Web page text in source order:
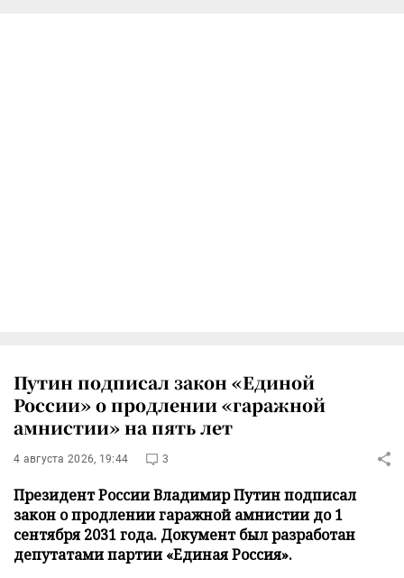
Путин подписал закон «Единой
России» о продлении «гаражной
амнистии» на пять лет
4 августа 2026, 19:44 3
Президент России Владимир Путин подписал
закон о продлении гаражной амнистии до 1
сентября 2031 года. Документ был разработан
депутатами партии «Единая Россия».